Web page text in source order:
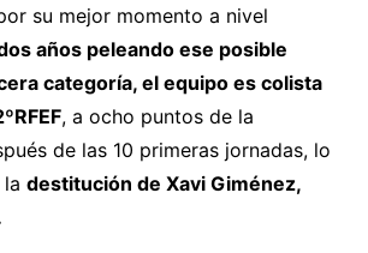
su mejor momento a nivel
años peleando ese posible
categoría, el equipo es colista
, a ocho puntos de la
de las 10 primeras jornadas, lo
destitución de Xavi Giménez,